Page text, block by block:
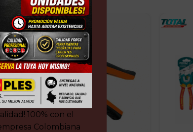
100% con el
Colombiana